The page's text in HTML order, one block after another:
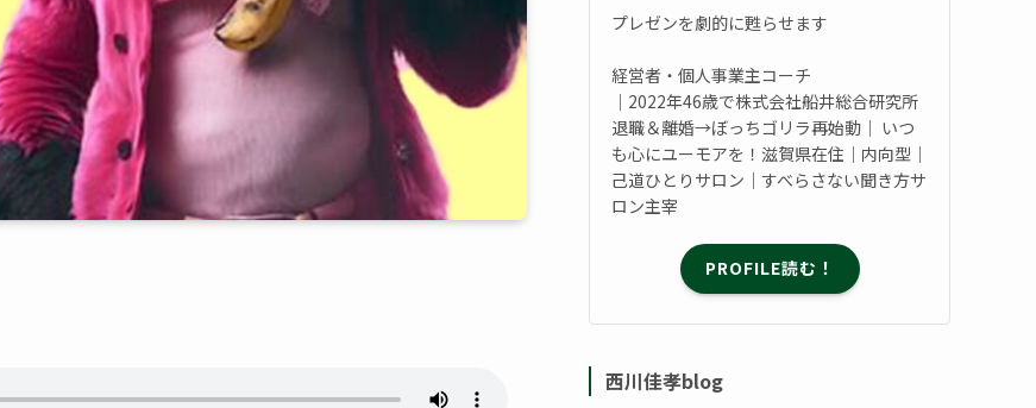
プレゼンを劇的に甦らせます
経営者・個人事業主コーチ
｜2022年46歳で株式会社船井総合研究所
退職＆離婚→ぼっちゴリラ再始動｜ いつ
も心にユーモアを！滋賀県在住｜内向型｜
己道ひとりサロン｜すべらさない聞き方サ
ロン主宰
PROFILE読む！
西川佳孝blog